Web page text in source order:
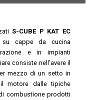
S-CUBE P KAT EC
su cappe da cucina
e in impianti
consiste nell’avere il
mezzo di un setto in
motore dalle tipiche
combustione prodotti